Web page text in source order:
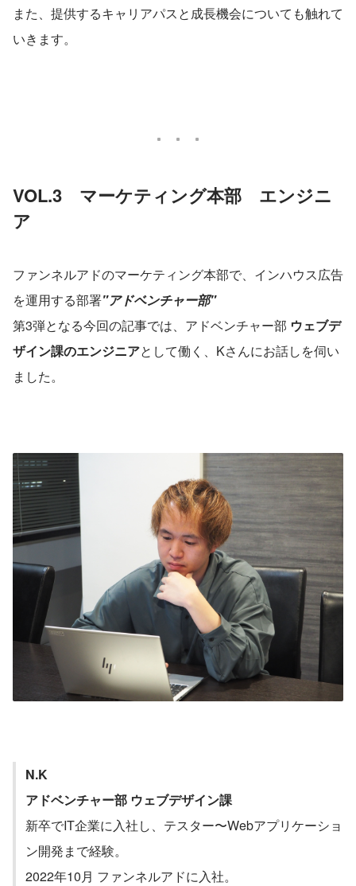
また、提供するキャリアパスと成長機会についても触れて
いきます。
VOL.3　マーケティング本部　エンジニ
ア
ファンネルアドのマーケティング本部で、インハウス広告
を運用する部署"アドベンチャー部"
第3弾となる今回の記事では、アドベンチャー部 ウェブデ
ザイン課のエンジニアとして働く、Kさんにお話しを伺い
ました。
N.K
アドベンチャー部 ウェブデザイン課
新卒でIT企業に入社し、テスター〜Webアプリケーショ
ン開発まで経験。
2022年10月 ファンネルアドに入社。